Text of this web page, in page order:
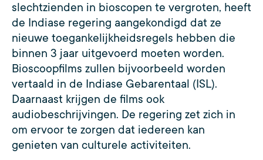
slechtzienden in bioscopen te vergroten, heeft
de Indiase regering aangekondigd dat ze
nieuwe toegankelijkheidsregels hebben die
binnen 3 jaar uitgevoerd moeten worden.
Bioscoopfilms zullen bijvoorbeeld worden
vertaald in de Indiase Gebarentaal (ISL).
Daarnaast krijgen de films ook
audiobeschrijvingen. De regering zet zich in
om ervoor te zorgen dat iedereen kan
genieten van culturele activiteiten.